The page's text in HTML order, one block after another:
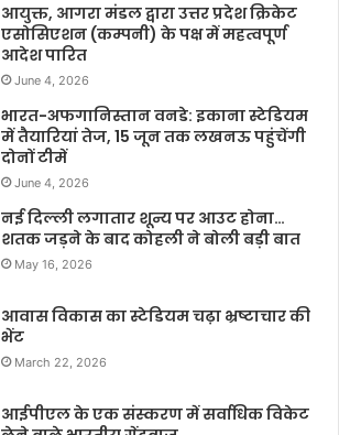
आयुक्त, आगरा मंडल द्वारा उत्तर प्रदेश क्रिकेट
एसोसिएशन (कम्पनी) के पक्ष में महत्वपूर्ण
आदेश पारित
June 4, 2026
भारत-अफगानिस्तान वनडे: इकाना स्टेडियम
में तैयारियां तेज, 15 जून तक लखनऊ पहुंचेंगी
दोनों टीमें
June 4, 2026
नई दिल्ली लगातार शून्य पर आउट होना…
शतक जड़ने के बाद कोहली ने बोली बड़ी बात
May 16, 2026
आवास विकास का स्टेडियम चढ़ा भ्रष्टाचार की
भेंट
March 22, 2026
आईपीएल के एक संस्करण में सर्वाधिक विकेट